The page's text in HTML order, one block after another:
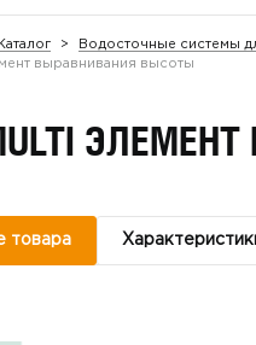
Каталог Водосточные системы
выравнивания высоты
товара